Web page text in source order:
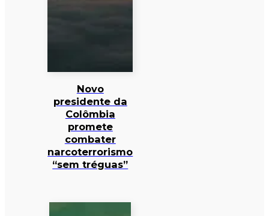
Novo
presidente da
Colômbia
promete
combater
narcoterrorismo
“sem tréguas”